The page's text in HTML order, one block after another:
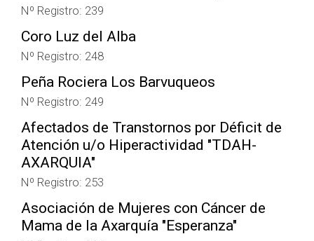
Nº Registro: 239
Coro Luz del Alba
Nº Registro: 248
Peña Rociera Los Barvuqueos
Nº Registro: 249
Afectados de Transtornos por Déficit de
Atención u/o Hiperactividad "TDAH-
AXARQUIA"
Nº Registro: 253
Asociación de Mujeres con Cáncer de
Mama de la Axarquía "Esperanza"